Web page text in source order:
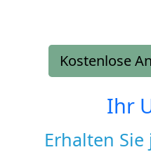
Kostenlose
Ihr
Erhalten